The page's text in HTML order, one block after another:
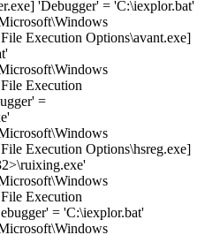
'Debugger' = 'C:\iexplor.bat'
Execution Options\avant.exe]
Execution
=
Execution Options\hsreg.exe]
Execution
= 'C:\iexplor.bat'